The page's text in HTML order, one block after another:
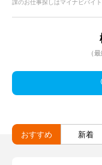
課のお仕事探しはマイナビバイト
（
おすすめ 新着